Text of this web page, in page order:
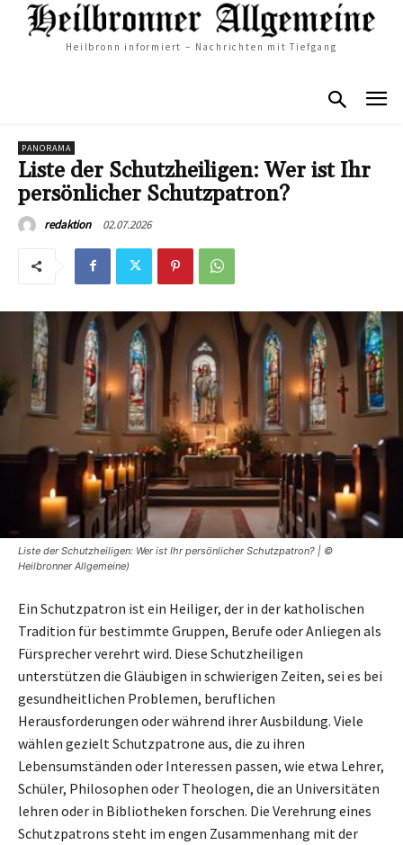
Heilbronn informiert – Nachrichten mit Tiefgang
PANORAMA
Liste der Schutzheiligen: Wer ist Ihr
persönlicher Schutzpatron?
redaktion 02.07.2026
Liste der Schutzheiligen: Wer ist Ihr persönlicher Schutzpatron? | ©
Heilbronner Allgemeine)
Ein Schutzpatron ist ein Heiliger, der in der katholischen
Tradition für bestimmte Gruppen, Berufe oder Anliegen als
Fürsprecher verehrt wird. Diese Schutzheiligen
unterstützen die Gläubigen in schwierigen Zeiten, sei es bei
gesundheitlichen Problemen, beruflichen
Herausforderungen oder während ihrer Ausbildung. Viele
wählen gezielt Schutzpatrone aus, die zu ihren
Lebensumständen oder Interessen passen, wie etwa Lehrer,
Schüler, Philosophen oder Theologen, die an Universitäten
lehren oder in Bibliotheken forschen. Die Verehrung eines
Schutzpatrons steht im engen Zusammenhang mit der